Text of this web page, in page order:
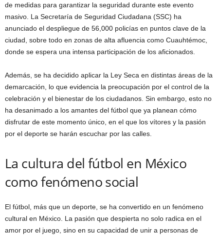
de medidas para garantizar la seguridad durante este evento
masivo. La Secretaría de Seguridad Ciudadana (SSC) ha
anunciado el despliegue de 56,000 policías en puntos clave de la
ciudad, sobre todo en zonas de alta afluencia como Cuauhtémoc,
donde se espera una intensa participación de los aficionados.
Además, se ha decidido aplicar la Ley Seca en distintas áreas de la
demarcación, lo que evidencia la preocupación por el control de la
celebración y el bienestar de los ciudadanos. Sin embargo, esto no
ha desanimado a los amantes del fútbol que ya planean cómo
disfrutar de este momento único, en el que los vítores y la pasión
por el deporte se harán escuchar por las calles.
La cultura del fútbol en México
como fenómeno social
El fútbol, más que un deporte, se ha convertido en un fenómeno
cultural en México. La pasión que despierta no solo radica en el
amor por el juego, sino en su capacidad de unir a personas de